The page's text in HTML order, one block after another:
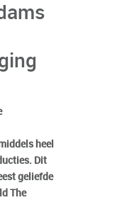
heel
Dit
geliefde
The